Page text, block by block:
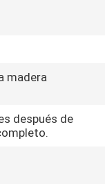
madera
después de